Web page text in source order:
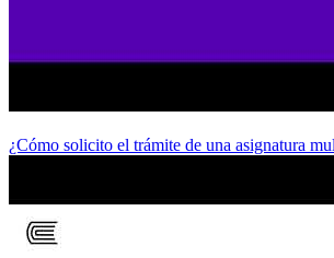
¿Cómo solicito el trámite de una asignatura